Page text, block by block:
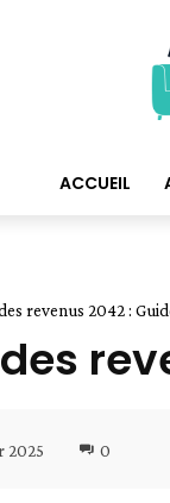
ACCUEIL
revenus 2042 :
2025 0